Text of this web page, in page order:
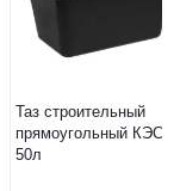
Таз строительный
прямоугольный КЭС
50л